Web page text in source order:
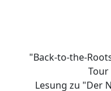
"Back-to-the-
Tour
Lesung zu "Der